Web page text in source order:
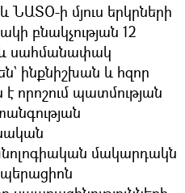
ի մյուս երկրների
բնակչության 12
սահմանափակ
ինքնիշխան և հզոր
է որոշում պատմության
մակարդակն